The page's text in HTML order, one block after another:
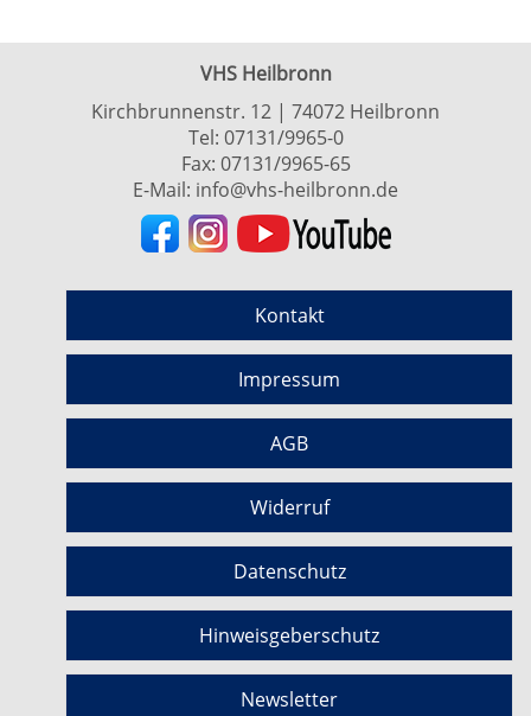
VHS Heilbronn
Kirchbrunnenstr. 12 | 74072 Heilbronn
Tel: 07131/9965-0
Fax: 07131/9965-65
E-Mail: info@vhs-heilbronn.de
Kontakt
Impressum
AGB
Widerruf
Datenschutz
Hinweisgeberschutz
Newsletter